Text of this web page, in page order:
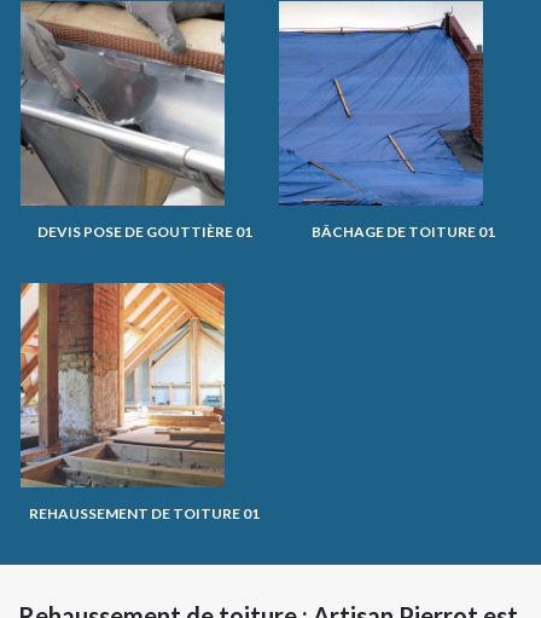
DEVIS POSE DE GOUTTIÈRE 01 BÂCHAGE DE TOITURE 01
REHAUSSEMENT DE TOITURE 01